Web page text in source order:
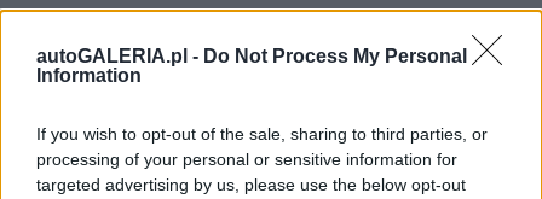
autoGALERIA.pl - Do Not Process My Personal
Information
If you wish to opt-out of the sale, sharing to third parties, or
processing of your personal or sensitive information for
targeted advertising by us, please use the below opt-out